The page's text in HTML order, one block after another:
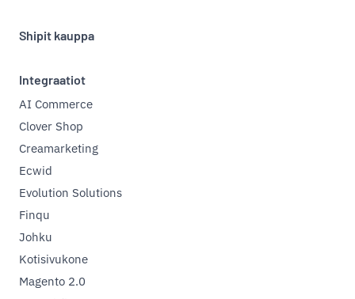
Shipit kauppa
Integraatiot
AI Commerce
Clover Shop
Creamarketing
Ecwid
Evolution Solutions
Finqu
Johku
Kotisivukone
Magento 2.0